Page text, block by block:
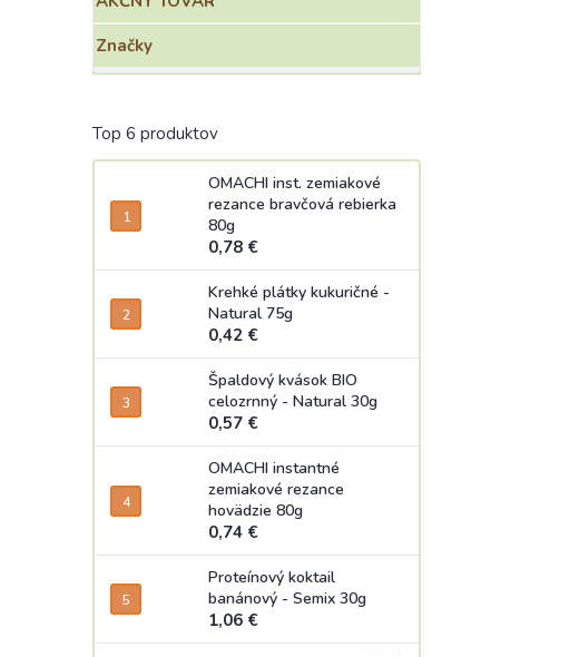
Značky
Top 6 produktov
OMACHI inst. zemiakové
rezance bravčová rebierka
80g
0,78 €
Krehké plátky kukuričné -
Natural 75g
0,42 €
Špaldový kvások BIO
celozrnný - Natural 30g
0,57 €
OMACHI instantné
zemiakové rezance
hovädzie 80g
0,74 €
Proteínový koktail
banánový - Semix 30g
1,06 €